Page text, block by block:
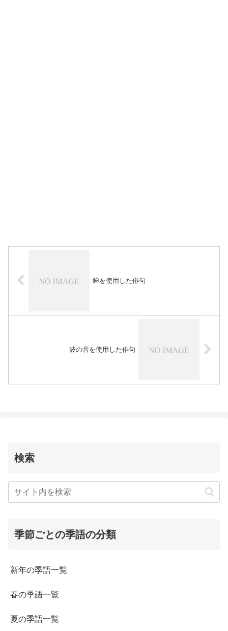
眸を使用した俳句
波の音を使用した俳句
検索
季節ごとの季語の分類
新年の季語一覧
春の季語一覧
夏の季語一覧